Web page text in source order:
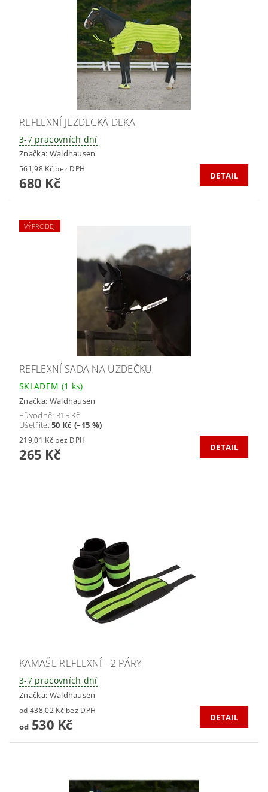
REFLEXNÍ JEZDECKÁ DEKA
3-7 pracovních dní
Značka: Waldhausen
561,98 Kč bez DPH
680 Kč DETAIL
VÝPRODEJ
REFLEXNÍ SADA NA UZDEČKU
SKLADEM (1 ks)
Značka: Waldhausen
Původně: 315 Kč
Ušetříte:50 Kč (–15 %)
219,01 Kč bez DPH
265 Kč DETAIL
KAMAŠE REFLEXNÍ - 2 PÁRY
3-7 pracovních dní
Značka: Waldhausen
od 438,02 Kč bez DPH
od530 Kč DETAIL